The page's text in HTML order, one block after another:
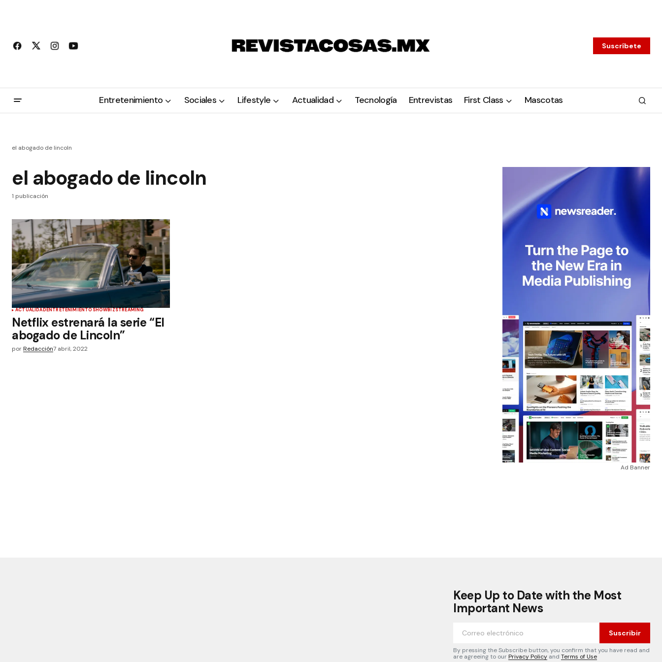
Suscríbete
Entretenimiento Sociales Lifestyle Actualidad Tecnología Entrevistas First Class Mascotas
el abogado de lincoln
el abogado de lincoln
1 publicación
ACTUALIDADENTRETENIMIENTOSHOWBIZSTREAMING
Netflix estrenará la serie “El
abogado de Lincoln”
porRedacción7 abril, 2022
Ad Banner
Keep Up to Date with the Most
Important News
Suscribir
By pressing the Subscribe button, you confirm that you have read and
are agreeing to ourPrivacy Policy and Terms of Use